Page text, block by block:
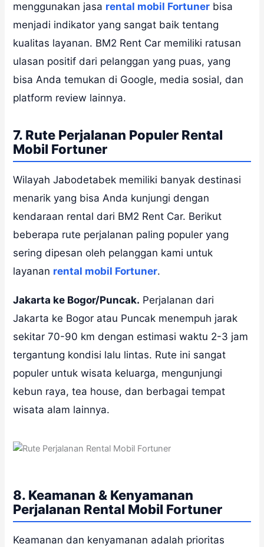
menggunakan jasa rental mobil Fortuner bisa
menjadi indikator yang sangat baik tentang
kualitas layanan. BM2 Rent Car memiliki ratusan
ulasan positif dari pelanggan yang puas, yang
bisa Anda temukan di Google, media sosial, dan
platform review lainnya.
7. Rute Perjalanan Populer Rental
Mobil Fortuner
Wilayah Jabodetabek memiliki banyak destinasi
menarik yang bisa Anda kunjungi dengan
kendaraan rental dari BM2 Rent Car. Berikut
beberapa rute perjalanan paling populer yang
sering dipesan oleh pelanggan kami untuk
layanan rental mobil Fortuner.
Jakarta ke Bogor/Puncak. Perjalanan dari
Jakarta ke Bogor atau Puncak menempuh jarak
sekitar 70-90 km dengan estimasi waktu 2-3 jam
tergantung kondisi lalu lintas. Rute ini sangat
populer untuk wisata keluarga, mengunjungi
kebun raya, tea house, dan berbagai tempat
wisata alam lainnya.
8. Keamanan & Kenyamanan
Perjalanan Rental Mobil Fortuner
Keamanan dan kenyamanan adalah prioritas